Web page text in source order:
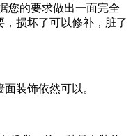
您的要求做出一面完全
损坏了可以修补，脏了
装饰依然可以。